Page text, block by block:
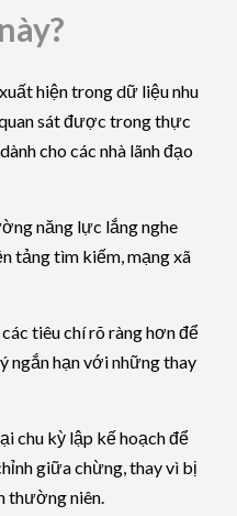
hiện trong dữ liệu nhu
sát được trong thực
cho các nhà lãnh đạo
năng lực lắng nghe
tảng tìm kiếm, mạng xã
tiêu chí rõ ràng hơn để
ngắn hạn với những thay
chu kỳ lập kế hoạch để
giữa chừng, thay vì bị
thường niên.